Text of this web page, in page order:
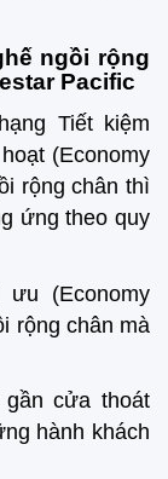
ngồi rộng
Pacific
Tiết kiệm
(Economy
rộng chân thì
ứng theo quy
(Economy
rộng chân mà
cửa thoát
hành khách